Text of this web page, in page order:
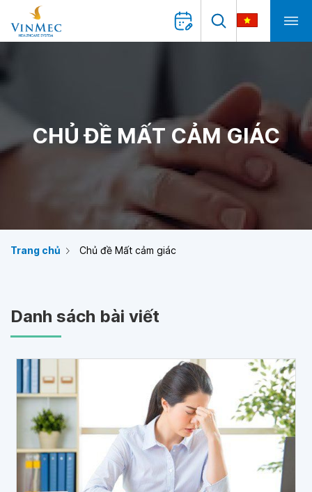
CHỦ ĐỀ MẤT CẢM GIÁC
Trang chủ Chủ đề Mất cảm giác
Danh sách bài viết